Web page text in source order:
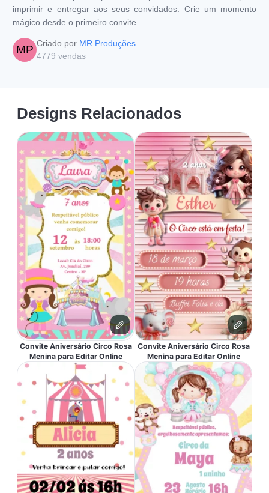
imprimir e entregar aos seus convidados. Crie um momento
mágico desde o primeiro convite
MP Criado por MR Produções
4779 vendas
Designs Relacionados
Convite Aniversário Circo Rosa
Menina para Editar Online
Convite Aniversário Circo Rosa
Menina para Editar Online